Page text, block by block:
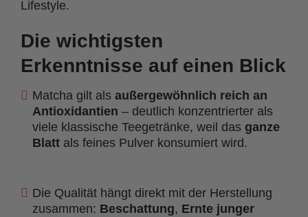
Lifestyle.
Die wichtigsten
Erkenntnisse auf einen Blick
Matcha gilt als außergewöhnlich reich an
Antioxidantien – deutlich konzentrierter als
viele klassische Teegetränke, weil das ganze
Blatt als feines Pulver konsumiert wird.
Die Qualität hängt direkt mit der Herstellung
zusammen: Beschattung, Ernte junger